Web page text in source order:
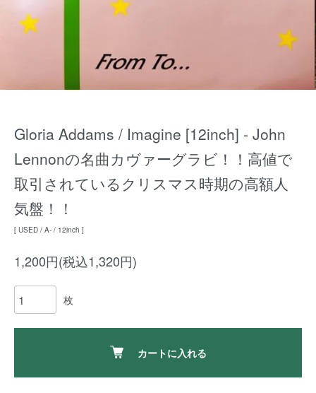
Gloria Addams / Imagine [12inch] - John
Lennonの名曲カヴァーグラビ！！高値で
取引されているクリスマス時期の高額人
気盤！！
[ USED / A- / 12inch ]
1,200円(税込1,320円)
枚
カートに入れる